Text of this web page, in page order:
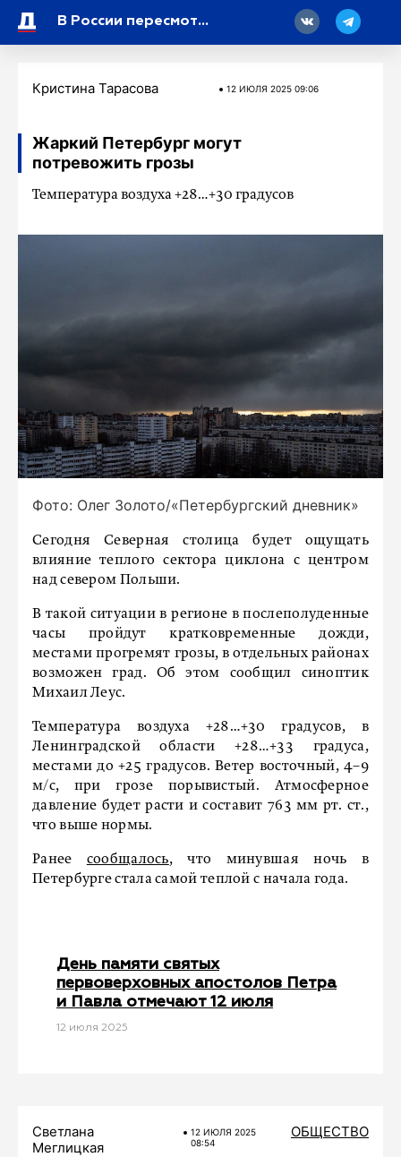
В России пересмотрят механизмы допуска к вождению людей старше 60 лет
Кристина Тарасова 12 ИЮЛЯ 2025 09:06
Жаркий Петербург могут
потревожить грозы
Температура воздуха +28…+30 градусов
Фото: Олег Золото/«Петербургский дневник»
Сегодня Северная столица будет ощущать
влияние теплого сектора циклона с центром
над севером Польши.
В такой ситуации в регионе в послеполуденные
часы пройдут кратковременные дожди,
местами прогремят грозы, в отдельных районах
возможен град. Об этом сообщил синоптик
Михаил Леус.
Температура воздуха +28…+30 градусов, в
Ленинградской области +28…+33 градуса,
местами до +25 градусов. Ветер восточный, 4–9
м/с, при грозе порывистый. Атмосферное
давление будет расти и составит 763 мм рт. ст.,
что выше нормы.
Ранее сообщалось, что минувшая ночь в
Петербурге стала самой теплой с начала года.
День памяти святых
первоверховных апостолов Петра
и Павла отмечают 12 июля
12 июля 2025
Светлана
Меглицкая
12 ИЮЛЯ 2025
08:54
ОБЩЕСТВО